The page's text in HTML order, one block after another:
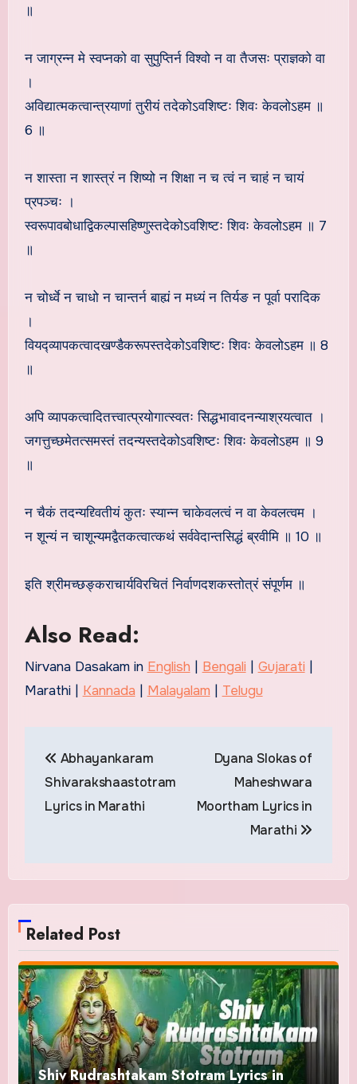
॥
न जाग्रन्न मे स्वप्नको वा सुपुप्तिर्न विश्वो न वा तैजसः प्राज्ञको वा
।
अविद्यात्मकत्वान्त्रयाणां तुरीयं तदेकोऽवशिष्टः शिवः केवलोऽहम ॥
6 ॥
न शास्ता न शास्त्रं न शिष्यो न शिक्षा न च त्वं न चाहं न चायं
प्रपञ्चः ।
स्वरूपावबोधाद्विकल्पासहिष्णुस्तदेकोऽवशिष्टः शिवः केवलोऽहम ॥ 7
॥
न चोर्ध्वे न चाधो न चान्तर्न बाह्यं न मध्यं न तिर्यङ न पूर्वा परादिक
।
वियद्व्यापकत्वादखण्डैकरूपस्तदेकोऽवशिष्टः शिवः केवलोऽहम ॥ 8
॥
अपि व्यापकत्वादितत्त्वात्प्रयोगात्स्वतः सिद्धभावादनन्याश्रयत्वात ।
जगत्तुच्छमेतत्समस्तं तदन्यस्तदेकोऽवशिष्टः शिवः केवलोऽहम ॥ 9
॥
न चैकं तदन्यद्द्वितीयं कुतः स्यान्न चाकेवलत्वं न वा केवलत्वम ।
न शून्यं न चाशून्यमद्वैतकत्वात्कथं सर्ववेदान्तसिद्धं ब्रवीमि ॥ 10 ॥
इति श्रीमच्छङ्कराचार्यविरचितं निर्वाणदशकस्तोत्रं संपूर्णम ॥
Also Read:
Nirvana Dasakam in English | Bengali | Gujarati |
Marathi | Kannada | Malayalam | Telugu
navigation
Abhayankaram
Shivarakshaastotram
Lyrics in Marathi
Dyana Slokas of
Maheshwara
Moortham Lyrics in
Marathi
Related Post
Shiv Rudrashtakam Stotram Lyrics in